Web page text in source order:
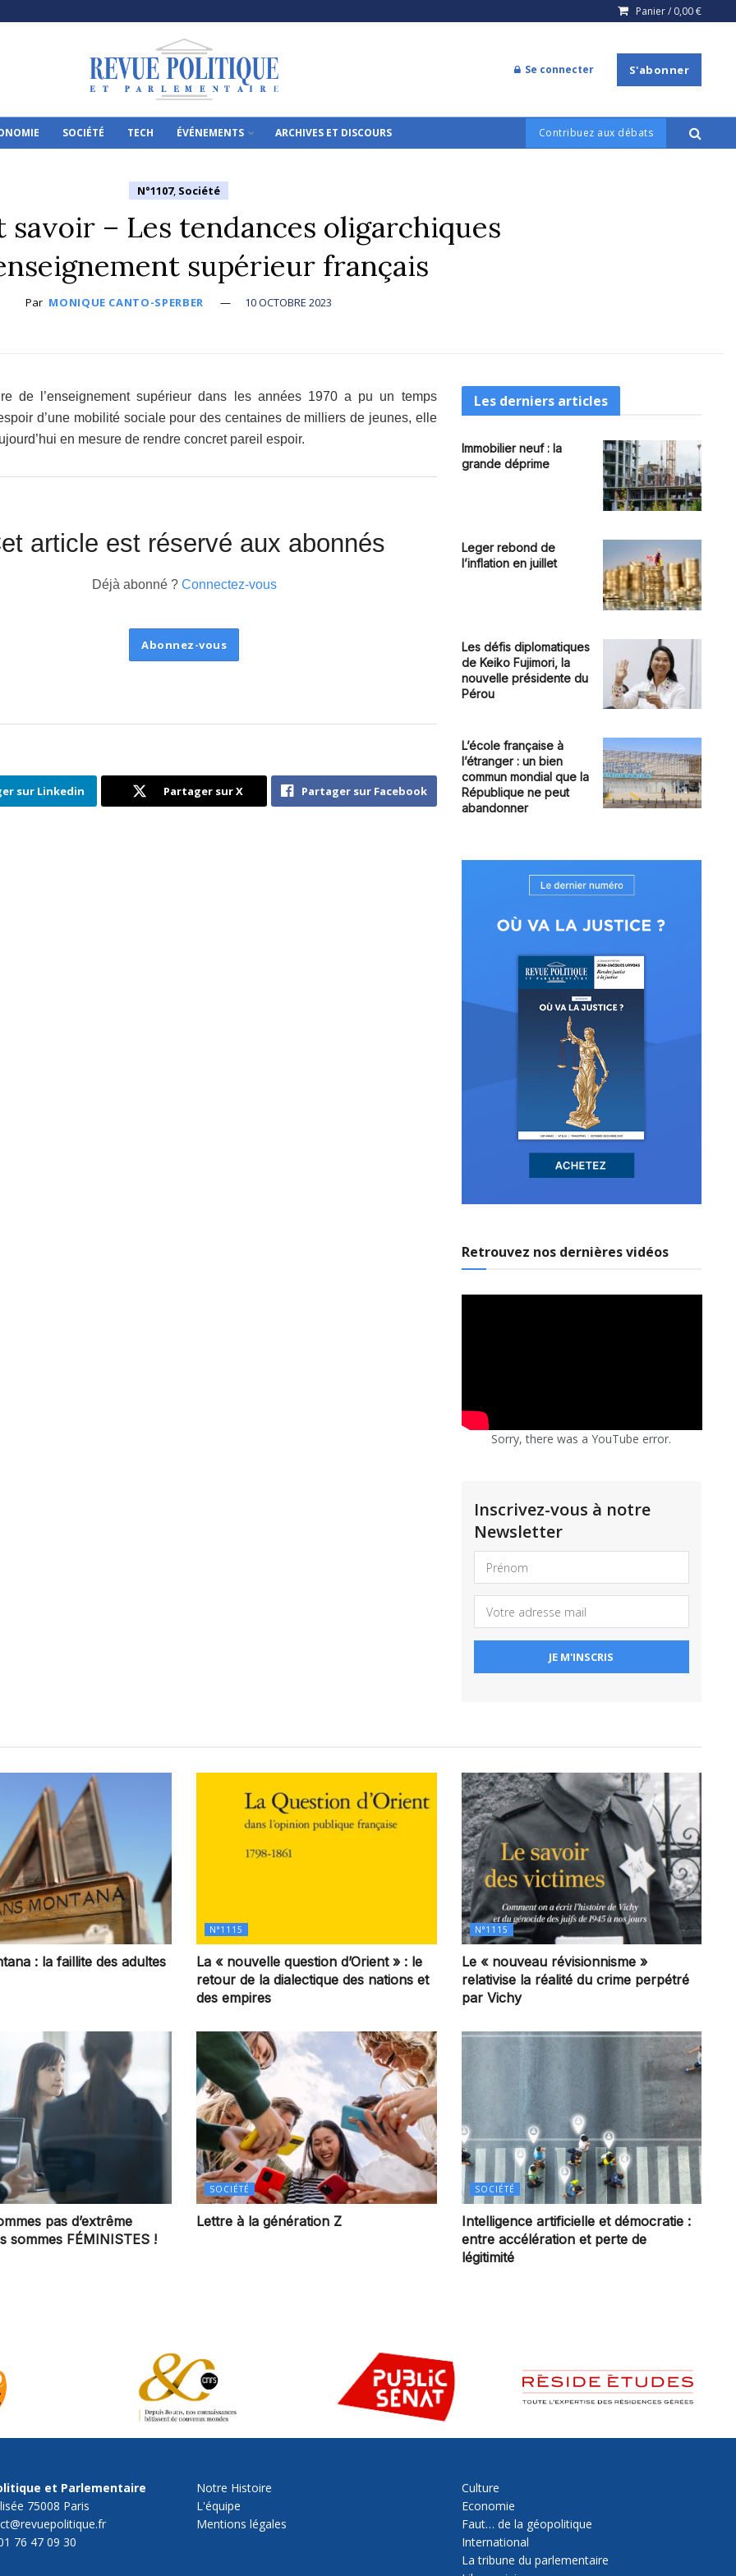
Panier / 0,00€
Se connecter S'abonner
SOCIÉTÉ TECH ÉVÉNEMENTS ARCHIVES ET DISCOURS Contribuez aux débats
N°1107, Société
savoir – Les tendances oligarchiques
supérieur français
Par MONIQUE CANTO-SPERBER 10 OCTOBRE 2023
de l’enseignement supérieur dans les années 1970 a pu un temps
d’une mobilité sociale pour des centaines de milliers de jeunes, elle
en mesure de rendre concret pareil espoir.
article est réservé aux abonnés
Déjà abonné ? Connectez-vous
Abonnez-vous
sur Linkedin Partager sur X Partager sur Facebook
Les derniers articles
Immobilier neuf : la
grande déprime
Leger rebond de
l’inflation en juillet
Les défis diplomatiques
de Keiko Fujimori, la
nouvelle présidente du
Pérou
L’école française à
l’étranger : un bien
commun mondial que la
République ne peut
abandonner
Retrouvez nos dernières vidéos
Sorry, there was a YouTube error.
Inscrivez-vous à notre
Newsletter
: la faillite des adultes
N°1115
La « nouvelle question d’Orient » : le
retour de la dialectique des nations et
des empires
N°1115
Le « nouveau révisionnisme »
relativise la réalité du crime perpétré
par Vichy
pas d’extrême
sommes FÉMINISTES !
SOCIÉTÉ
Lettre à la génération Z
SOCIÉTÉ
Intelligence artificielle et démocratie :
entre accélération et perte de
légitimité
et Parlementaire
75008 Paris
76 47 09 30
Notre Histoire
L'équipe
Mentions légales
Culture
Economie
Faut… de la géopolitique
International
La tribune du parlementaire